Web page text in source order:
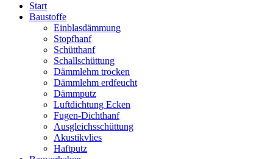
Start
Baustoffe
Einblasdämmung
Stopfhanf
Schütthanf
Schallschüttung
Dämmlehm trocken
Dämmlehm erdfeucht
Dämmputz
Luftdichtung Ecken
Fugen-Dichthanf
Ausgleichsschüttung
Akustikvlies
Haftputz